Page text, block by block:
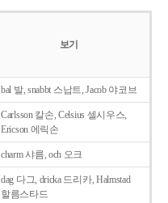
보기
bal 발, snabbt 스납트, Jacob 야코브
Carlsson 칼손, Celsius 셀시우스,
Ericson 에릭손
charm 샤름, och 오크
dag 다그, dricka 드리카, Halmstad
할름스타드